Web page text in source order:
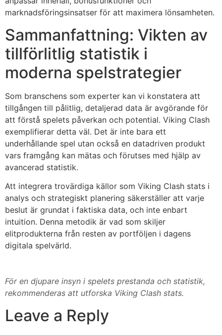
marknadsföringsinsatser för att maximera lönsamheten.
Sammanfattning: Vikten av
tillförlitlig statistik i
moderna spelstrategier
Som branschens som experter kan vi konstatera att
tillgången till pålitlig, detaljerad data är avgörande för
att förstå spelets påverkan och potential. Viking Clash
exemplifierar detta väl. Det är inte bara ett
underhållande spel utan också en datadriven produkt
vars framgång kan mätas och förutses med hjälp av
avancerad statistik.
Att integrera trovärdiga källor som Viking Clash stats i
analys och strategiskt planering säkerställer att varje
beslut är grundat i faktiska data, och inte enbart
intuition. Denna metodik är vad som skiljer
elitprodukterna från resten av portföljen i dagens
digitala spelvärld.
För en djupare insyn i spelets prestanda och statistik,
rekommenderas att utforska Viking Clash stats.
Leave a Reply